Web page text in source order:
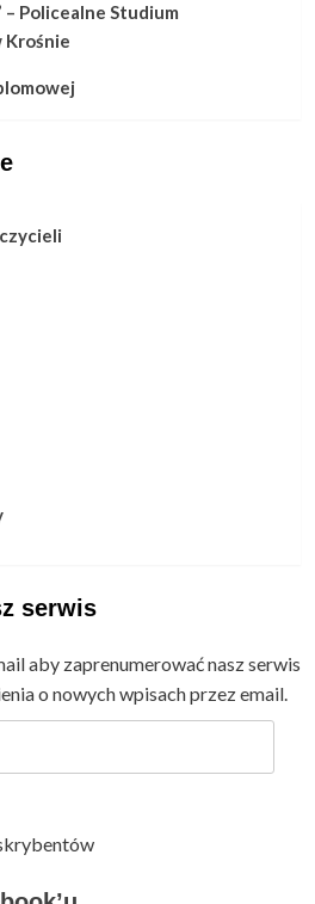
Policealne Studium
serwis
aby zaprenumerować nasz serwis
o nowych wpisach przez email.